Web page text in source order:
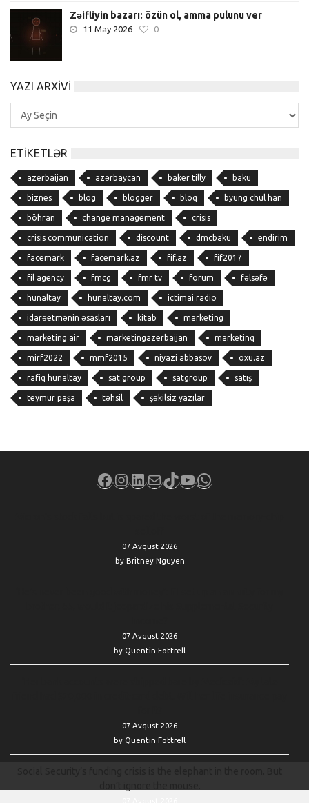
Zəifliyin bazarı: özün ol, amma pulunu ver
11 May 2026 0
YAZI ARXIVI
Yazı
Arxivi
ETIKETLƏR
azerbaijan azərbaycan baker tilly baku
biznes blog blogger bloq byung chul han
böhran change management crisis
crisis communication discount dmcbaku endirim
facemark facemark.az fif.az fif2017
fil agency fmcg fmr tv forum fəlsəfə
hunaltay hunaltay.com ictimai radio
idarəetmənin əsasları kitab marketing
marketing air marketingazerbaijan marketinq
mirf2022 mmf2015 niyazi abbasov oxu.az
rafiq hunaltay sat group satgroup satış
teymur paşa təhsil şəkilsiz yazılar
Facebook
Instagram
LinkedIn
MailTikTok
YouTube
WhatsApp
07 Avqust 2026
by Britney Nguyen
07 Avqust 2026
by Quentin Fottrell
07 Avqust 2026
by Quentin Fottrell